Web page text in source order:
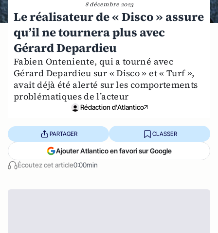
8 décembre 2023
Le réalisateur de « Disco » assure
qu’il ne tournera plus avec
Gérard Depardieu
Fabien Onteniente, qui a tourné avec
Gérard Depardieu sur « Disco » et « Turf »,
avait déjà été alerté sur les comportements
problématiques de l’acteur
Rédaction d'Atlantico
Écoutez cet article0:00min
PARTAGER CLASSER
Ajouter Atlantico en favori sur Google